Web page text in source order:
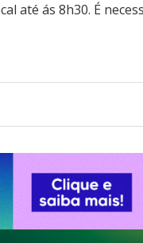
até ás 8h30. É